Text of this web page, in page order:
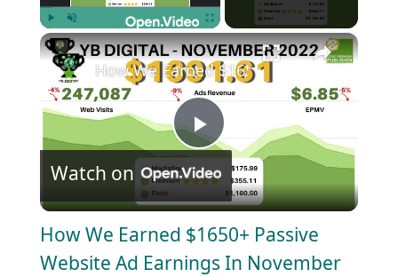
Play Unmute Fullscreen ×
P
l
a
How We Earned $1650+ Passive
Watch on
How We Earned $1650+ Passive
Website Ad Earnings In November